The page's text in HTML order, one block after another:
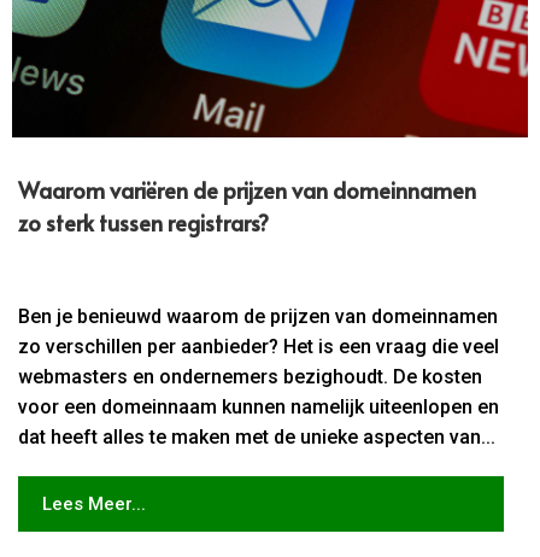
Waarom variëren de prijzen van domeinnamen
zo sterk tussen registrars?
Ben je benieuwd waarom de prijzen van domeinnamen
zo verschillen per aanbieder? Het is een vraag die veel
webmasters en ondernemers bezighoudt. De kosten
voor een domeinnaam kunnen namelijk uiteenlopen en
dat heeft alles te maken met de unieke aspecten van...
Lees Meer...